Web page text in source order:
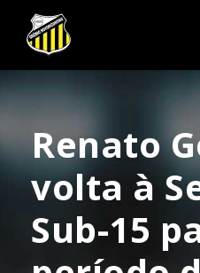
Renato
volta à
Sub-15